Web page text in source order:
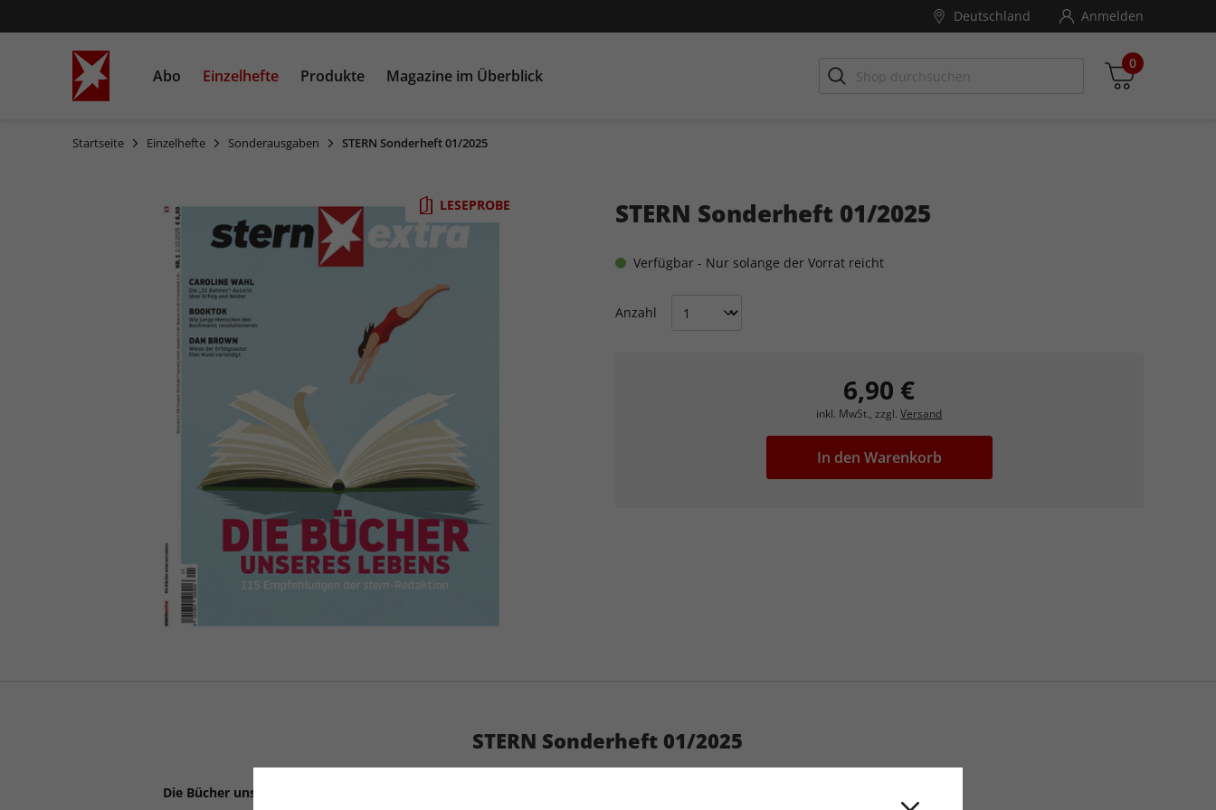
Deutschland Anmelden
Abo Einzelhefte Produkte Magazine im Überblick
0
Zwischensumme
Startseite Einzelhefte Sonderausgaben STERN Sonderheft 01/2025
LESEPROBE STERN Sonderheft 01/2025
Verfügbar - Nur solange der Vorrat reicht
Anzahl
6,90 €
inkl. MwSt., zzgl.Versand
In den Warenkorb
STERN Sonderheft 01/2025
Die Bücher unseres Lebens